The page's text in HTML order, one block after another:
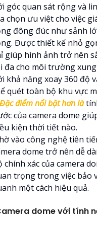
góc quan sát rộng và
chọn ưu việt cho việc
đông đúc như sảnh
Được thiết kế nhỏ
giúp hình ảnh trở nên
đa cho môi trường
khả năng xoay 360 độ
quét toàn bộ khu vực
Đặc điểm nổi bật hơn là
của camera dome
kiện thời tiết nào.
vào công nghệ tiên
dome trở nên dễ
chính xác của camera
trọng trong việc bảo
một cách hiệu quả.
dome với tính